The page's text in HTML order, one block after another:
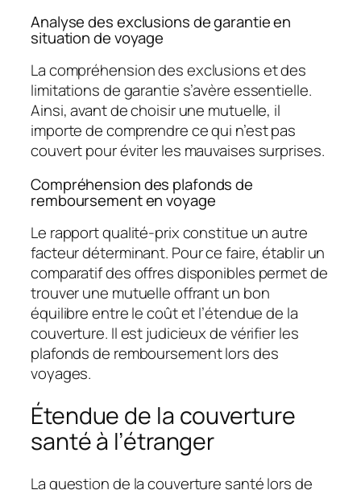
Analyse des exclusions de garantie en
situation de voyage
La compréhension des exclusions et des
limitations de garantie s’avère essentielle.
Ainsi, avant de choisir une mutuelle, il
importe de comprendre ce qui n’est pas
couvert pour éviter les mauvaises surprises.
Compréhension des plafonds de
remboursement en voyage
Le rapport qualité-prix constitue un autre
facteur déterminant. Pour ce faire, établir un
comparatif des offres disponibles permet de
trouver une mutuelle offrant un bon
équilibre entre le coût et l’étendue de la
couverture. Il est judicieux de vérifier les
plafonds de remboursement lors des
voyages.
Étendue de la couverture
santé à l’étranger
La question de la couverture santé lors de